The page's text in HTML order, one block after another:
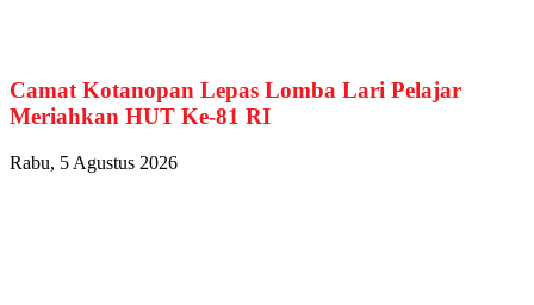
Camat Kotanopan Lepas Lomba Lari Pelajar
Meriahkan HUT Ke-81 RI
Rabu, 5 Agustus 2026